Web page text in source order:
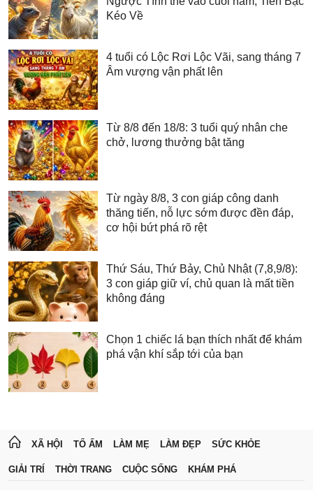
Kéo Về
4 tuổi có Lộc Rơi Lộc Vãi, sang tháng 7
Âm vượng vận phất lên
Từ 8/8 đến 18/8: 3 tuổi quý nhân che
chở, lương thưởng bật tăng
Từ ngày 8/8, 3 con giáp công danh
thăng tiến, nỗ lực sớm được đền đáp,
cơ hội bứt phá rõ rệt
Thứ Sáu, Thứ Bảy, Chủ Nhật (7,8,9/8):
3 con giáp giữ ví, chủ quan là mất tiền
không đáng
Chọn 1 chiếc lá bạn thích nhất để khám
phá vận khí sắp tới của bạn
XÃ HỘI TỔ ẤM LÀM MẸ LÀM ĐẸP SỨC KHỎE
GIẢI TRÍ THỜI TRANG CUỘC SỐNG KHÁM PHÁ